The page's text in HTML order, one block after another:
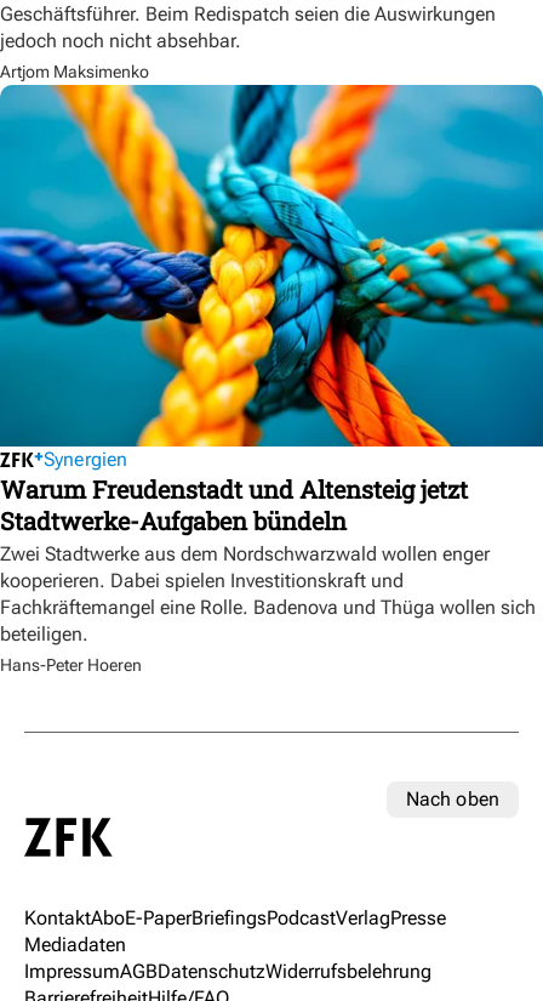
Geschäftsführer. Beim Redispatch seien die Auswirkungen
jedoch noch nicht absehbar.
Artjom Maksimenko
Synergien
Warum Freudenstadt und Altensteig jetzt
Stadtwerke-Aufgaben bündeln
Zwei Stadtwerke aus dem Nordschwarzwald wollen enger
kooperieren. Dabei spielen Investitionskraft und
Fachkräftemangel eine Rolle. Badenova und Thüga wollen sich
beteiligen.
Hans-Peter Hoeren
Nach oben
KontaktAboE-PaperBriefingsPodcastVerlagPresse
Mediadaten
ImpressumAGBDatenschutzWiderrufsbelehrung